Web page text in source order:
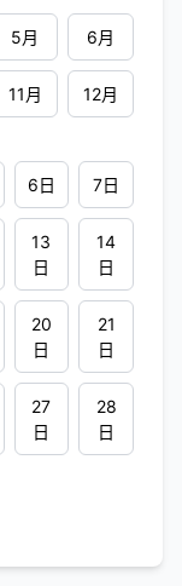
5月 6月
11月 12月
6日 7日
13
日
14
日
20
日
21
日
27
日
28
日